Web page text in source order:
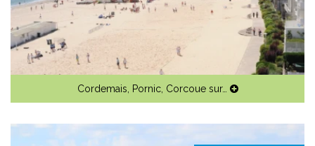
Cordemais, Pornic, Corcoue sur…